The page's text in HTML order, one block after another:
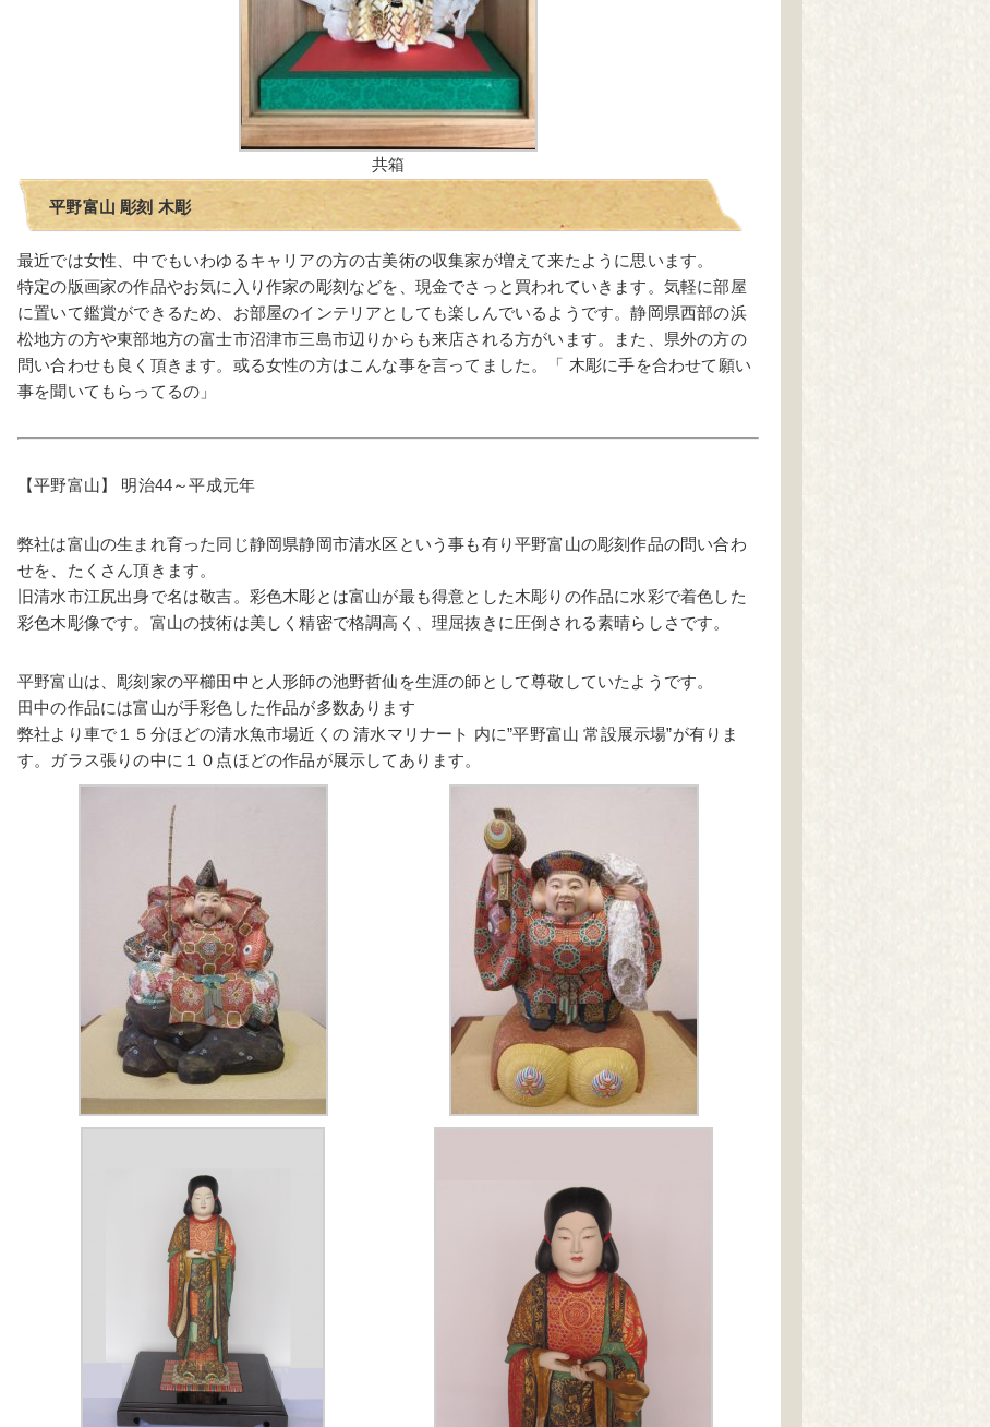
共箱
平野富山 彫刻 木彫
最近では女性、中でもいわゆるキャリアの方の古美術の収集家が増えて来たように思います。
特定の版画家の作品やお気に入り作家の彫刻などを、現金でさっと買われていきます。気軽に部屋
に置いて鑑賞ができるため、お部屋のインテリアとしても楽しんでいるようです。静岡県西部の浜
松地方の方や東部地方の富士市沼津市三島市辺りからも来店される方がいます。また、県外の方の
問い合わせも良く頂きます。或る女性の方はこんな事を言ってました。「 木彫に手を合わせて願い
事を聞いてもらってるの」
【平野富山】 明治44～平成元年
弊社は富山の生まれ育った同じ静岡県静岡市清水区という事も有り平野富山の彫刻作品の問い合わ
せを、たくさん頂きます。
旧清水市江尻出身で名は敬吉。彩色木彫とは富山が最も得意とした木彫りの作品に水彩で着色した
彩色木彫像です。富山の技術は美しく精密で格調高く、理屈抜きに圧倒される素晴らしさです。
平野富山は、彫刻家の平櫛田中と人形師の池野哲仙を生涯の師として尊敬していたようです。
田中の作品には富山が手彩色した作品が多数あります
弊社より車で１５分ほどの清水魚市場近くの 清水マリナート 内に”平野富山 常設展示場”が有りま
す。ガラス張りの中に１０点ほどの作品が展示してあります。